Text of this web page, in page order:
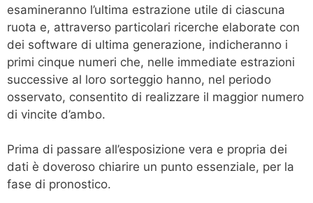
esamineranno l’ultima estrazione utile di ciascuna
ruota e, attraverso particolari ricerche elaborate con
dei software di ultima generazione, indicheranno i
primi cinque numeri che, nelle immediate estrazioni
successive al loro sorteggio hanno, nel periodo
osservato, consentito di realizzare il maggior numero
di vincite d’ambo.
Prima di passare all’esposizione vera e propria dei
dati è doveroso chiarire un punto essenziale, per la
fase di pronostico.